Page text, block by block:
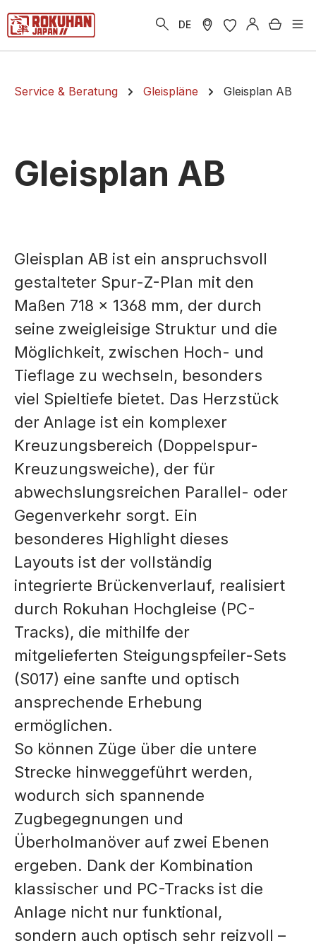
springen DE
Service & Beratung Gleispläne Gleisplan AB
Gleisplan AB
Gleisplan AB ist ein anspruchsvoll
gestalteter Spur-Z-Plan mit den
Maßen 718 × 1368 mm, der durch
seine zweigleisige Struktur und die
Möglichkeit, zwischen Hoch- und
Tieflage zu wechseln, besonders
viel Spieltiefe bietet. Das Herzstück
der Anlage ist ein komplexer
Kreuzungsbereich (Doppelspur-
Kreuzungsweiche), der für
abwechslungsreichen Parallel- oder
Gegenverkehr sorgt. Ein
besonderes Highlight dieses
Layouts ist der vollständig
integrierte Brückenverlauf, realisiert
durch Rokuhan Hochgleise (PC-
Tracks), die mithilfe der
mitgelieferten Steigungspfeiler-Sets
(S017) eine sanfte und optisch
ansprechende Erhebung
ermöglichen.
So können Züge über die untere
Strecke hinweggeführt werden,
wodurch sich spannende
Zugbegegnungen und
Überholmanöver auf zwei Ebenen
ergeben. Dank der Kombination
klassischer und PC-Tracks ist die
Anlage nicht nur funktional,
sondern auch optisch sehr reizvoll –